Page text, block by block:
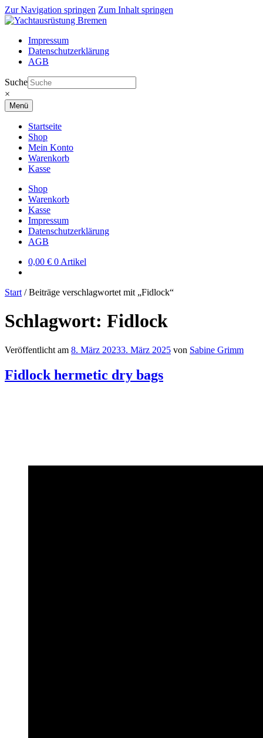
Zur Navigation springen Zum Inhalt springen
Impressum
Datenschutzerklärung
AGB
Suche
×
Menü
Startseite
Shop
Mein Konto
Warenkorb
Kasse
Shop
Warenkorb
Kasse
Impressum
Datenschutzerklärung
AGB
0,00 € 0 Artikel
Start /Beiträge verschlagwortet mit „Fidlock“
Schlagwort: Fidlock
Veröffentlicht am 8. März 20233. März 2025 von Sabine Grimm
Fidlock hermetic dry bags